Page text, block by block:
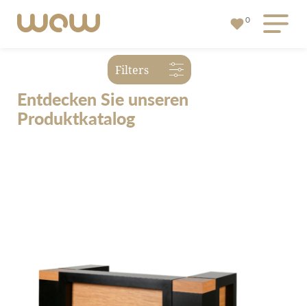
0
Entdecken Sie unseren
Produktkatalog
Filters